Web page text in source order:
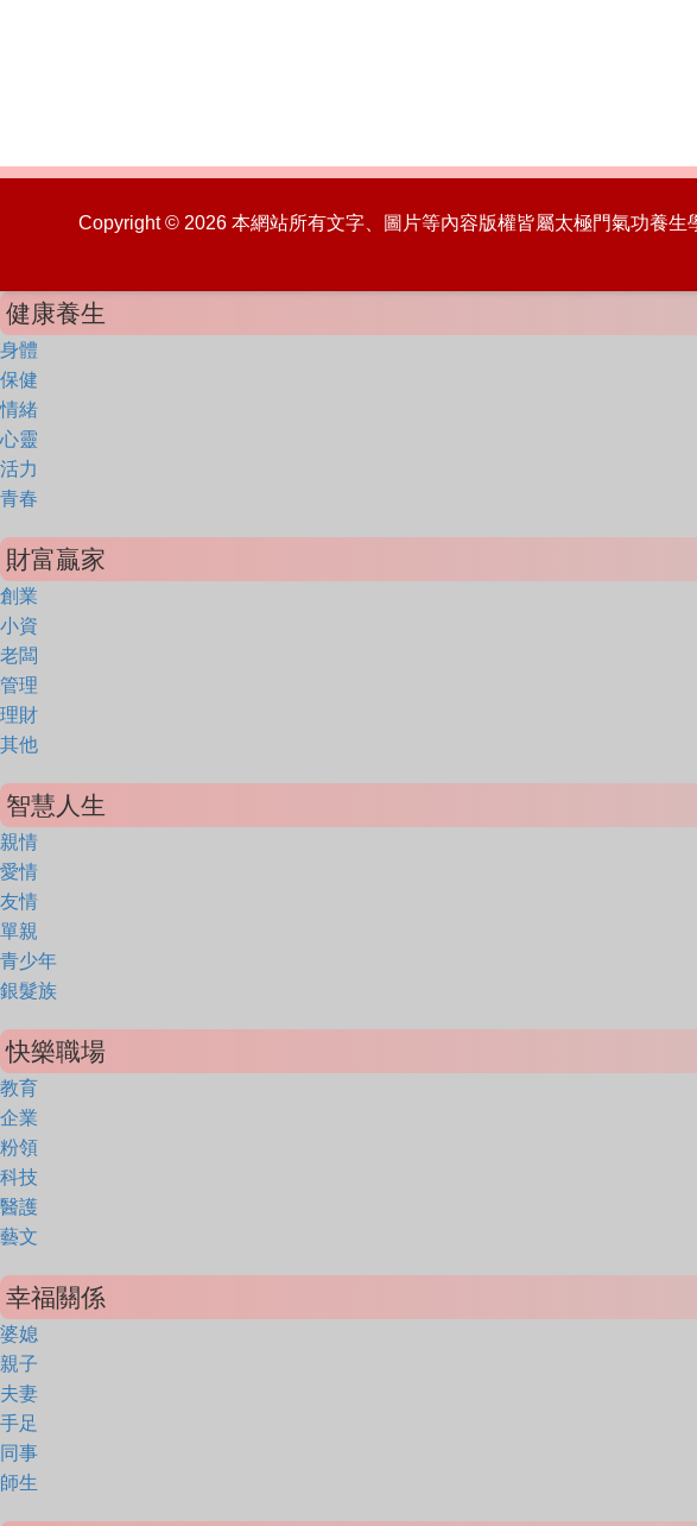
Copyright © 2026 本網站所有文字、圖片等內容版權皆屬太極門氣功
健康養生
身體
保健
情緒
心靈
活力
青春
財富贏家
創業
小資
老闆
管理
理財
其他
智慧人生
親情
愛情
友情
單親
青少年
銀髮族
快樂職場
教育
企業
粉領
科技
醫護
藝文
幸福關係
婆媳
親子
夫妻
手足
同事
師生